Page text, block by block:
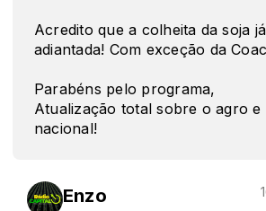
Acredito que a colheita da soja
adiantada! Com exceção da
Parabéns pelo programa,
Atualização total sobre o agro e
nacional!
Enzo